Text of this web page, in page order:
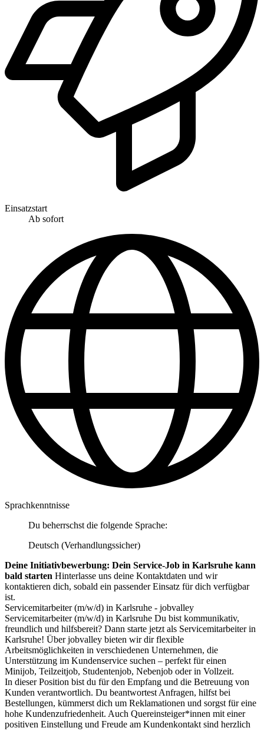
Einsatzstart
Ab sofort
Sprachkenntnisse
Du beherrschst die folgende Sprache:
Deutsch (Verhandlungssicher)
Deine Initiativbewerbung: Dein Service-Job in Karlsruhe kann
bald starten Hinterlasse uns deine Kontaktdaten und wir
kontaktieren dich, sobald ein passender Einsatz für dich verfügbar
ist.
Servicemitarbeiter (m/w/d) in Karlsruhe - jobvalley
Servicemitarbeiter (m/w/d) in Karlsruhe Du bist kommunikativ,
freundlich und hilfsbereit? Dann starte jetzt als Servicemitarbeiter in
Karlsruhe! Über jobvalley bieten wir dir flexible
Arbeitsmöglichkeiten in verschiedenen Unternehmen, die
Unterstützung im Kundenservice suchen – perfekt für einen
Minijob, Teilzeitjob, Studentenjob, Nebenjob oder in Vollzeit.
In dieser Position bist du für den Empfang und die Betreuung von
Kunden verantwortlich. Du beantwortest Anfragen, hilfst bei
Bestellungen, kümmerst dich um Reklamationen und sorgst für eine
hohe Kundenzufriedenheit. Auch Quereinsteiger*innen mit einer
positiven Einstellung und Freude am Kundenkontakt sind herzlich